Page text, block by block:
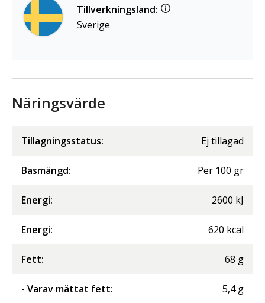
Tillverkningsland:
Sverige
Näringsvärde
Tillagningsstatus: Ej tillagad
Basmängd: Per 100 gr
Energi: 2600 kJ
Energi: 620 kcal
Fett: 68 g
- Varav mättat fett: 5,4 g